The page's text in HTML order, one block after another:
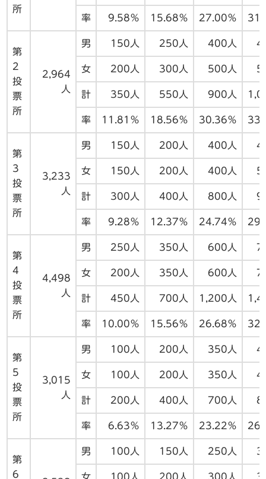
所
率 9.58％ 15.68％ 27.00％
第
2
投
票
所
2,964
人
男 150人 250人 400人
女 200人 300人 500人
計 350人 550人 900人
率 11.81％ 18.56％ 30.36％
第
3
投
票
所
3,233
人
男 150人 200人 400人
女 150人 200人 400人
計 300人 400人 800人
率 9.28％ 12.37％ 24.74％
第
4
投
票
所
4,498
人
男 250人 350人 600人
女 200人 350人 600人
計 450人 700人 1,200人
率 10.00％ 15.56％ 26.68％
第
5
投
票
所
3,015
人
男 100人 200人 350人
女 100人 200人 350人
計 200人 400人 700人
率 6.63％ 13.27％ 23.22％
第
6
男 100人 150人 250人
女 100人 200人 300人